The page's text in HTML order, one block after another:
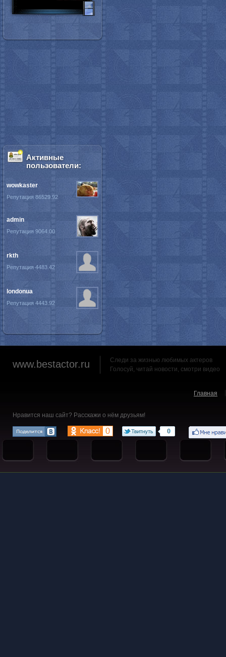
Активные
пользователи:
wowkaster
Репутация 86529.92
admin
Репутация 9064.00
rkth
Репутация 4483.42
londonua
Репутация 4443.92
www.bestactor.ru
Следи за жизнью любимых актеров
Голосуй, читай новости, смотри видео
Главная
Нравится наш сайт? Расскажи о нём друзьям!